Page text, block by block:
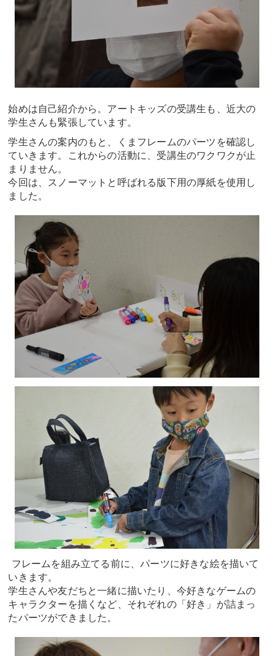
始めは自己紹介から。アートキッズの受講生も、近大の
学生さんも緊張しています。
学生さんの案内のもと、くまフレームのパーツを確認し
ていきます。これからの活動に、受講生のワクワクが止
まりません。
今回は、スノーマットと呼ばれる版下用の厚紙を使用し
ました。
フレームを組み立てる前に、パーツに好きな絵を描いて
いきます。
学生さんや友だちと一緒に描いたり、今好きなゲームの
キャラクターを描くなど、それぞれの「好き」が詰まっ
たパーツができました。